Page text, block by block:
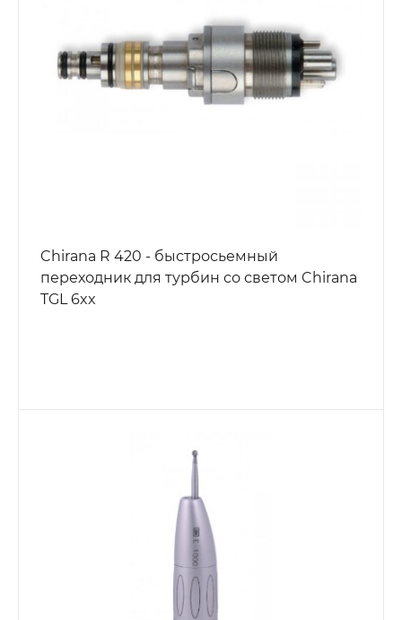
Chirana R 420 - быстросьемный
переходник для турбин со светом Chirana
TGL 6xx